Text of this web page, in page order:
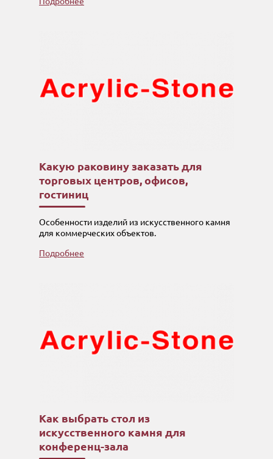
Какую раковину заказать для
торговых центров, офисов,
гостиниц
Особенности изделий из искусственного камня
для коммерческих объектов.
Подробнее
Как выбрать стол из
искусственного камня для
конференц-зала